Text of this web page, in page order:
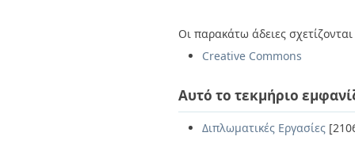
Οι παρακάτω άδειες
Creative Commons
Αυτό το τεκμήριο
Διπλωματικές Εργασίες